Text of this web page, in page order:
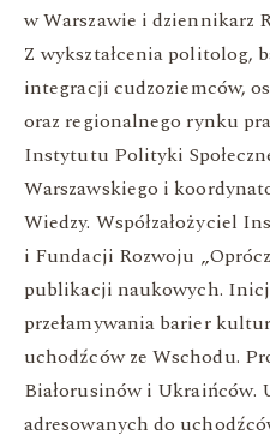
w Warszawie i dziennikarz
Z wykształcenia politolog,
integracji cudzoziemców,
oraz regionalnego rynku
Instytutu Polityki
Warszawskiego i
Wiedzy. Współzałożyciel
i Fundacji Rozwoju
publikacji naukowych.
przełamywania barier
uchodźców ze Wschodu.
Białorusinów i Ukraińców.
adresowanych do